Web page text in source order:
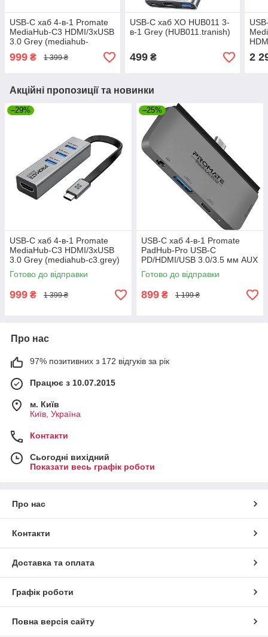
USB-C хаб 4-в-1 Promate
MediaHub-C3 HDMI/3xUSB
3.0 Grey (mediahub-
c3.grey)
999 ₴ 1 399 ₴
USB-C хаб XO HUB011 3-
в-1 Grey (HUB011.tranish)
499₴
C/
2
Акційні пропозиції та новинки
–29%
USB-C хаб 4-в-1 Promate
MediaHub-C3 HDMI/3xUSB
3.0 Grey (mediahub-c3.grey)
Готово до відправки
999 ₴ 1 399 ₴
–25%
USB-C хаб 4-в-1 Promate
PadHub-Pro USB-C
PD/HDMI/USB 3.0/3.5 мм AUX
Grey (padhub-pro.grey)
Готово до відправки
899 ₴ 1 199 ₴
Про нас
97% позитивних з 172 відгуків за рік
Працює з 10.07.2015
м. Київ
Київ, Україна
Контакти
Сьогодні вихідний
Показати весь графік роботи
Про нас
Контакти
Доставка та оплата
Графік роботи
Повна версія сайту